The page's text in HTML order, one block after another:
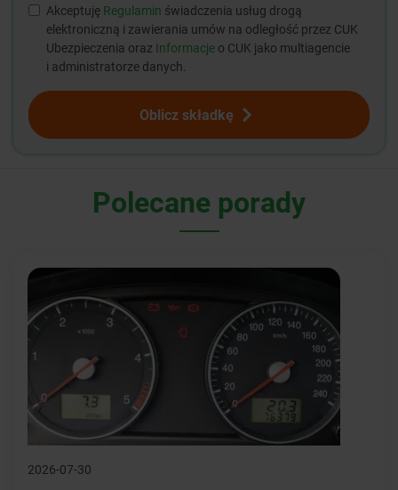
Akceptuję Regulamin świadczenia usług drogą
elektroniczną i zawierania umów na odległość przez CUK
Ubezpieczenia oraz Informacje o CUK jako multiagencie
i administratorze danych.
Oblicz składkę
Polecane porady
2026-07-30